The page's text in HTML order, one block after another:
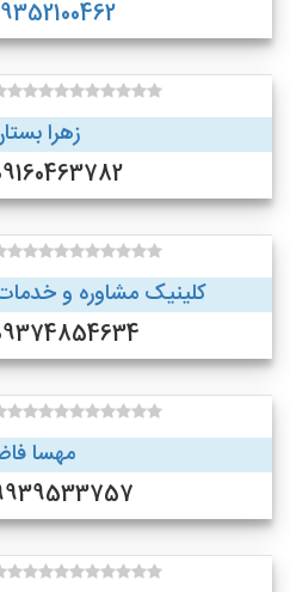
زهرا
09160463782
کلینیک مشاوره و
09374854634
مهسا
09939533757